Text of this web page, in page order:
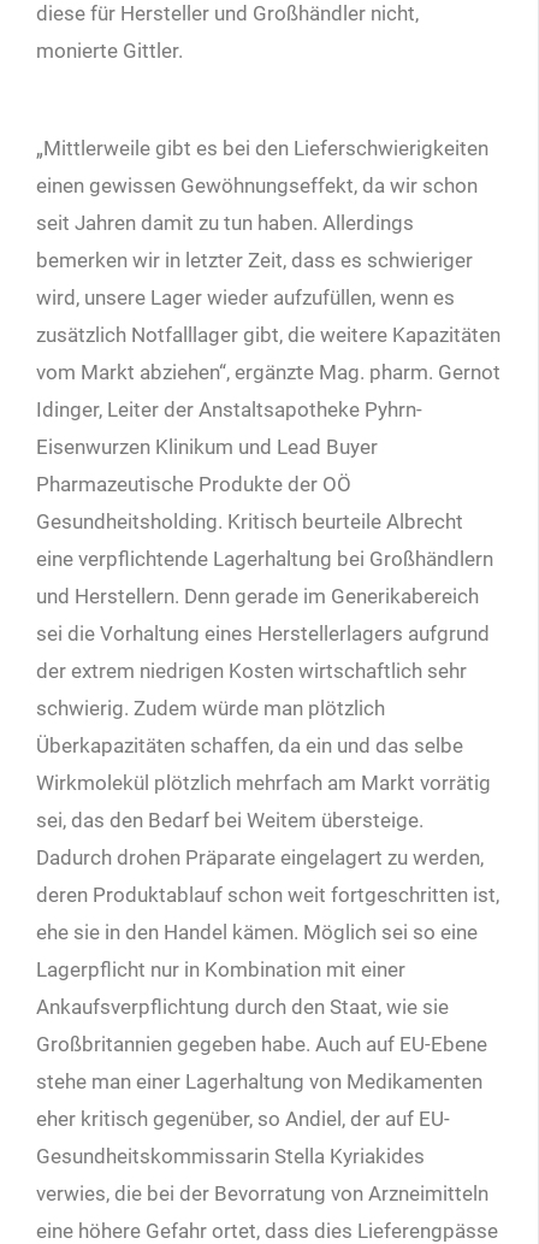
diese für Hersteller und Großhändler nicht,
monierte Gittler.
„Mittlerweile gibt es bei den Lieferschwierigkeiten
einen gewissen Gewöhnungseffekt, da wir schon
seit Jahren damit zu tun haben. Allerdings
bemerken wir in letzter Zeit, dass es schwieriger
wird, unsere Lager wieder aufzufüllen, wenn es
zusätzlich Notfalllager gibt, die weitere Kapazitäten
vom Markt abziehen“, ergänzte Mag. pharm. Gernot
Idinger, Leiter der Anstaltsapotheke Pyhrn-
Eisenwurzen Klinikum und Lead Buyer
Pharmazeutische Produkte der OÖ
Gesundheitsholding. Kritisch beurteile Albrecht
eine verpflichtende Lagerhaltung bei Großhändlern
und Herstellern. Denn gerade im Generikabereich
sei die Vorhaltung eines Herstellerlagers aufgrund
der extrem niedrigen Kosten wirtschaftlich sehr
schwierig. Zudem würde man plötzlich
Überkapazitäten schaffen, da ein und das selbe
Wirkmolekül plötzlich mehrfach am Markt vorrätig
sei, das den Bedarf bei Weitem übersteige.
Dadurch drohen Präparate eingelagert zu werden,
deren Produktablauf schon weit fortgeschritten ist,
ehe sie in den Handel kämen. Möglich sei so eine
Lagerpflicht nur in Kombination mit einer
Ankaufsverpflichtung durch den Staat, wie sie
Großbritannien gegeben habe. Auch auf EU-Ebene
stehe man einer Lagerhaltung von Medikamenten
eher kritisch gegenüber, so Andiel, der auf EU-
Gesundheitskommissarin Stella Kyriakides
verwies, die bei der Bevorratung von Arzneimitteln
eine höhere Gefahr ortet, dass dies Lieferengpässe